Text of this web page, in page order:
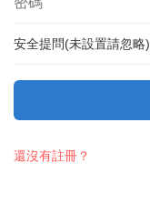
安全提問(未設置請忽略)
還沒有註冊？